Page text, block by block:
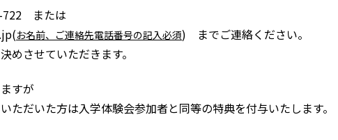
722 または
お名前、ご連絡先電話番号の記入必須) までご連絡ください。
めさせていただきます。
すが
ただいた方は入学体験会参加者と同等の特典を付与いたします。